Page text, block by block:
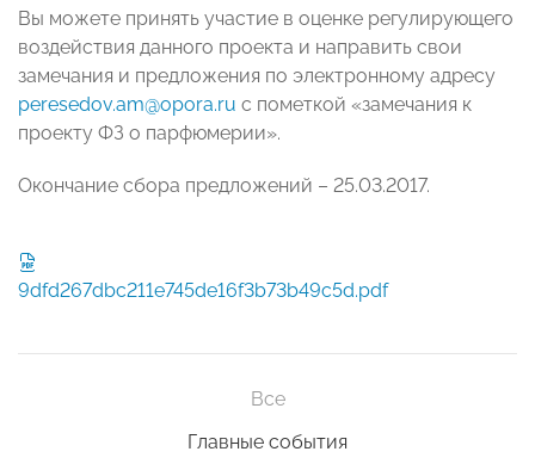
Вы можете принять участие в оценке регулирующего
воздействия данного проекта и направить свои
замечания и предложения по электронному адресу
peresedov.am@opora.ru с пометкой «замечания к
проекту ФЗ о парфюмерии».
Окончание сбора предложений – 25.03.2017.
9dfd267dbc211e745de16f3b73b49c5d.pdf
Все
Главные события